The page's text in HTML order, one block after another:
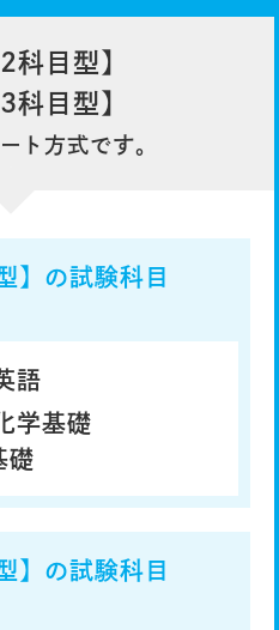
科目型】
科目型】
ト方式です。
】の試験科目
語
学基礎
礎
】の試験科目